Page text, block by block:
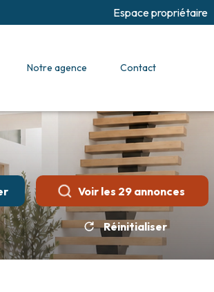
Espace propriétaire
notre agence contact
Voir les 29annonces
Réinitialiser